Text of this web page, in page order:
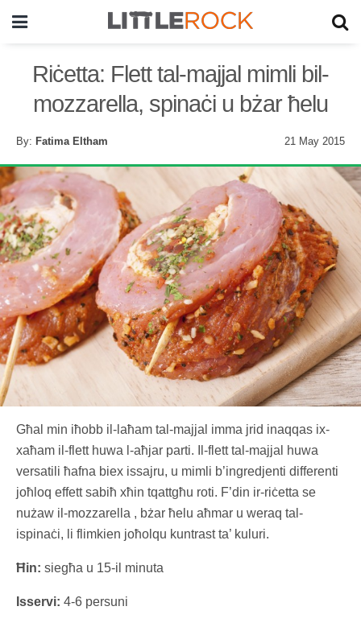
Riċetta: Flett tal-majjal mimli bil-
mozzarella, spinaċi u bżar ħelu
By: Fatima Eltham 21 May 2015
Għal min iħobb il-laħam tal-majjal imma jrid inaqqas ix-
xaħam il-flett huwa l-aħjar parti. Il-flett tal-majjal huwa
versatili ħafna biex issajru, u mimli b’ingredjenti differenti
joħloq effett sabiħ xħin tqattgħu roti. F’din ir-riċetta se
nużaw il-mozzarella , bżar ħelu aħmar u weraq tal-
ispinaċi, li flimkien joħolqu kuntrast ta’ kuluri.
Ħin: siegħa u 15-il minuta
Isservi: 4-6 persuni